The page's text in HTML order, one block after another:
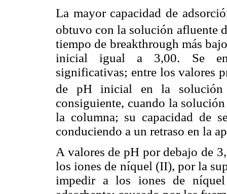
La mayor capacidad de
obtuvo con la solución afluente
tiempo de breakthrough más
inicial igual a 3,00. Se
significativas; entre los valores
de pH inicial en la
consiguiente, cuando la
la columna; su capacidad de
conduciendo a un retraso en la
A valores de pH por debajo de
los iones de níquel (II), por la
impedir a los iones de